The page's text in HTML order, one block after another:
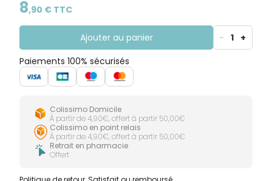
8,90 € TTC
Ajouter au panier - 1 +
Paiements 100% sécurisés
Colissimo Domicile
À partir de 4,90€, offert à partir 50,00€
Colissimo en point relais
À partir de 4,90€, offert à partir 50,00€
Retrait en pharmacie
Offert